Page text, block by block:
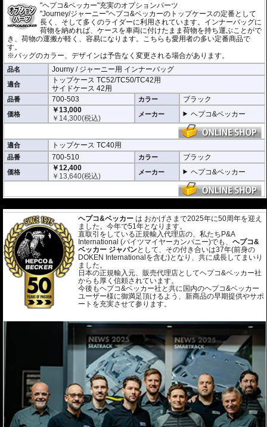
"ヘプコ&ベッカー"充実のオプションパーツ
"Journey/ジャーニー"ヘプコ&ベッカーのトップケースの定番として
長く、そして多くのライダーに利用されています。インナーバッグに
荷物を納めれば、ケースを車両に付けたまま荷物を持ち運ぶことがで
き、荷物の運搬が軽く、容易になります。こちらも愛用者の多い定番商品で
す。
※バッグのカラー、デザインは予告なく変更される場合があります。
品名 Journy / ジャーニー用 インナーバッグ
適合
トップケース TC52/TC50/TC42用
サイドケース 42用
品番 700-503 カラー ブラック
価格
￥13,000
￥ 14,300(税込) メーカー ヘプコ&ベッカー
適合 トップケース TC40用
品番 700-510 カラー ブラック
価格
￥12,400
￥ 13,640(税込) メーカー ヘプコ&ベッカー
ヘプコ&ベッカー は おかげさまで2025年に50周年を迎え
ました。今年で51年となります。
直取引をしている正規輸入代理店の、私たちP&A
International (パイツマイヤーカンパニー)でも、ヘプコ&
ベッカー ジャパンとして、その付き合いは37年(前身の
DOKEN Internationalを含む)となり、共に成長してまいり
ました。
日本の正規輸入元、販売代理店としてヘプコ&ベッカー社
からも厚く信頼されています。
今後もヘプコ&ベッカー社と共に国内のヘプコ&ベッカー
ユーザー様に御満足頂けるよう、新商品の早期提供やサポ
ートを充実させて参ります。